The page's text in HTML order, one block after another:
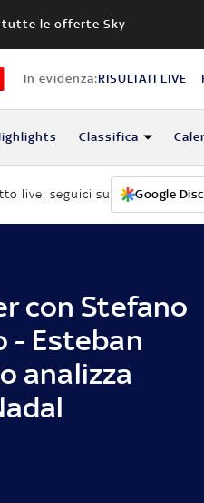
tutte le offerte Sky
In evidenza:RISULTATI LIVE
Classifica
live: seguici su Google
con Stefano
- Esteban
analizza